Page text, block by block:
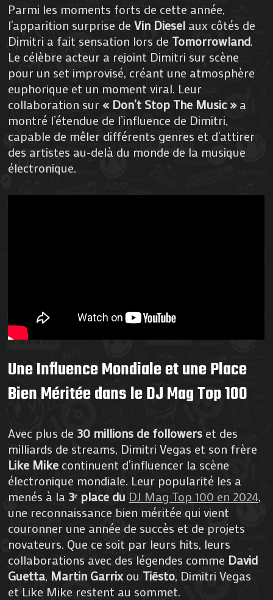
Parmi les moments forts de cette année,
l’apparition surprise deVin Diesel aux côtés de
Dimitri a fait sensation lors de Tomorrowland.
Le célèbre acteur a rejoint Dimitri sur scène
pour un set improvisé, créant une atmosphère
euphorique et un moment viral. Leur
collaboration sur« Don’t Stop The Music »a
montré l’étendue de l’influence de Dimitri,
capable de mêler différents genres et d’attirer
des artistes au-delà du monde de la musique
électronique.
Une Influence Mondiale et une Place
Bien Méritée dans le DJ Mag Top 100
Avec plus de 30 millions de followers et des
milliards de streams, Dimitri Vegas et son frère
Like Mike continuent d’influencer la scène
électronique mondiale. Leur popularité les a
menés à la 3ᵉ place du DJ Mag Top 100 en 2024,
une reconnaissance bien méritée qui vient
couronner une année de succès et de projets
novateurs. Que ce soit par leurs hits, leurs
collaborations avec des légendes comme David
Guetta, Martin Garrixou Tiësto, Dimitri Vegas
et Like Mike restent au sommet.